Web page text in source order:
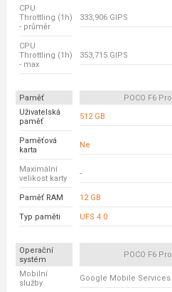
CPU
Throttling (1h)
- průměr
333,906 GIPS
CPU
Throttling (1h)
- max
353,715 GIPS
Paměť POCO F6 Pro
Uživatelská
paměť
512 GB
Paměťová
karta
Ne
Maximální
velikost karty
-
Paměť RAM 12 GB
Typ paměti UFS 4.0
Operační
systém
POCO F6 Pro
Mobilní
služby
Google Mobile Services